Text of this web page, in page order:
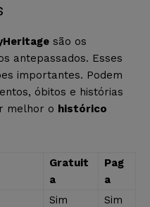
são os
antepassados. Esses
importantes. Podem
óbitos e histórias
melhor o histórico
Gratuit
a
Pag
a
Sim
Sim